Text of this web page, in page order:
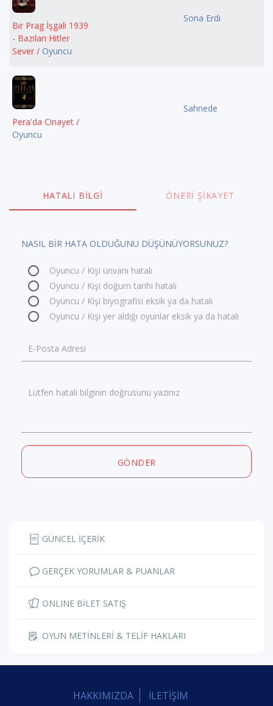
Bir Prag İşgali 1939
- Bazıları Hitler
Sever / Oyuncu
Sona Erdi
Pera'da Cinayet /
Oyuncu
Sahnede
HATALI BILGI ÖNERI ŞIKAYET
NASIL BİR HATA OLDUĞUNU DÜŞÜNÜYORSUNUZ?
Oyuncu / Kişi ünvanı hatalı
Oyuncu / Kişi doğum tarihi hatalı
Oyuncu / Kişi biyografisi eksik ya da hatalı
Oyuncu / Kişi yer aldığı oyunlar eksik ya da hatalı
E-Posta Adresi
Lütfen hatalı bilginin doğrusunu yazınız
GÖNDER
GÜNCEL İÇERİK
GERÇEK YORUMLAR & PUANLAR
ONLINE BİLET SATIŞ
OYUN METİNLERİ & TELİF HAKLARI
HAKKIMIZDA İLETİŞİM